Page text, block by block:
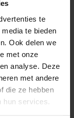
te
te bieden
Ook delen we
met onze
analyse. Deze
met andere
die ze hebben
hun services.